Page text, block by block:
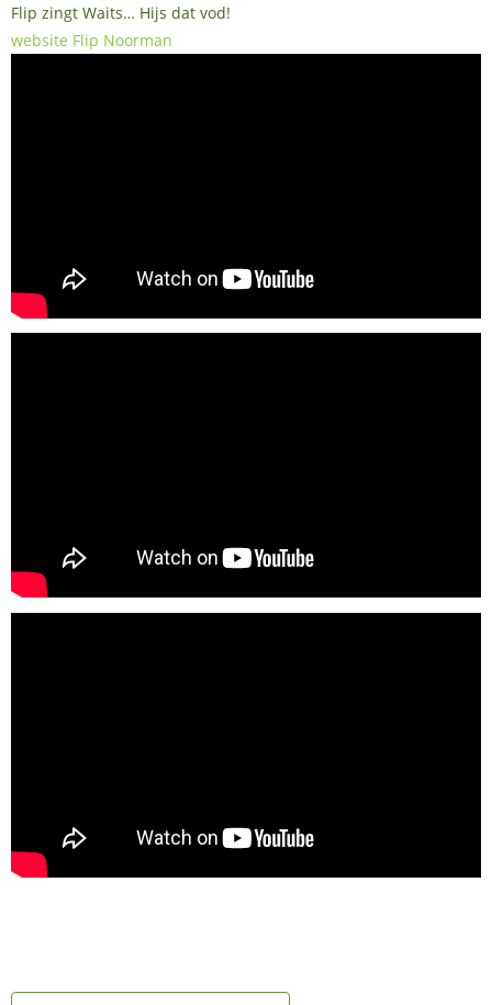
Flip zingt Waits… Hijs dat vod!
website Flip Noorman